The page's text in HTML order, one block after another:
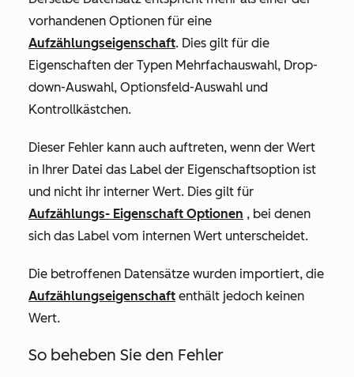
vorhandenen Optionen für eine
Aufzählungseigenschaft. Dies gilt für die
Eigenschaften der Typen Mehrfachauswahl, Drop-
down-Auswahl, Optionsfeld-Auswahl und
Kontrollkästchen.
Dieser Fehler kann auch auftreten, wenn der Wert
in Ihrer Datei das Label der Eigenschaftsoption ist
und nicht ihr interner Wert. Dies gilt für
Aufzählungs- Eigenschaft Optionen , bei denen
sich das Label vom internen Wert unterscheidet.
Die betroffenen Datensätze wurden importiert, die
Aufzählungseigenschaft enthält jedoch keinen
Wert.
So beheben Sie den Fehler